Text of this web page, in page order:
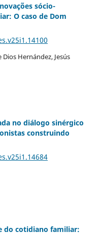
sócio-
O caso de Dom
Hernández, Jesús
no diálogo sinérgico
construindo
do cotidiano familiar: